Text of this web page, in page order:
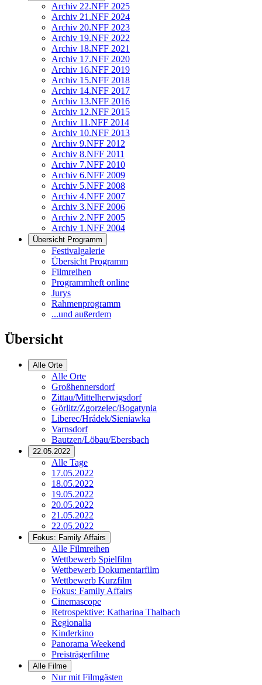
Archiv 22.NFF 2025
Archiv 21.NFF 2024
Archiv 20.NFF 2023
Archiv 19.NFF 2022
Archiv 18.NFF 2021
Archiv 17.NFF 2020
Archiv 16.NFF 2019
Archiv 15.NFF 2018
Archiv 14.NFF 2017
Archiv 13.NFF 2016
Archiv 12.NFF 2015
Archiv 11.NFF 2014
Archiv 10.NFF 2013
Archiv 9.NFF 2012
Archiv 8.NFF 2011
Archiv 7.NFF 2010
Archiv 6.NFF 2009
Archiv 5.NFF 2008
Archiv 4.NFF 2007
Archiv 3.NFF 2006
Archiv 2.NFF 2005
Archiv 1.NFF 2004
Übersicht Programm
Festivalgalerie
Übersicht Programm
Filmreihen
Programmheft online
Jurys
Rahmenprogramm
...und außerdem
Übersicht
Alle Orte
Alle Orte
Großhennersdorf
Zittau/Mittelherwigsdorf
Görlitz/Zgorzelec/Bogatynia
Liberec/Hrádek/Sieniawka
Varnsdorf
Bautzen/Löbau/Ebersbach
22.05.2022
Alle Tage
17.05.2022
18.05.2022
19.05.2022
20.05.2022
21.05.2022
22.05.2022
Fokus: Family Affairs
Alle Filmreihen
Wettbewerb Spielfilm
Wettbewerb Dokumentarfilm
Wettbewerb Kurzfilm
Fokus: Family Affairs
Cinemascope
Retrospektive: Katharina Thalbach
Regionalia
Kinderkino
Panorama Weekend
Preisträgerfilme
Alle Filme
Nur mit Filmgästen